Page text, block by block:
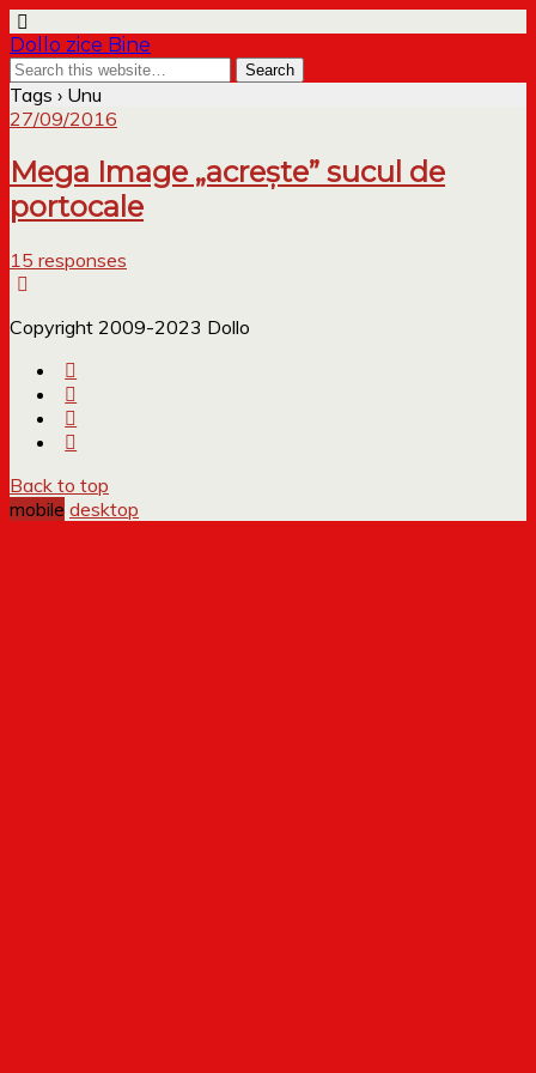
Dollo zice Bine
Tags › Unu
27/09/2016
Mega Image „acrește” sucul de
portocale
15 responses
Copyright 2009-2023 Dollo
Back to top
mobile desktop